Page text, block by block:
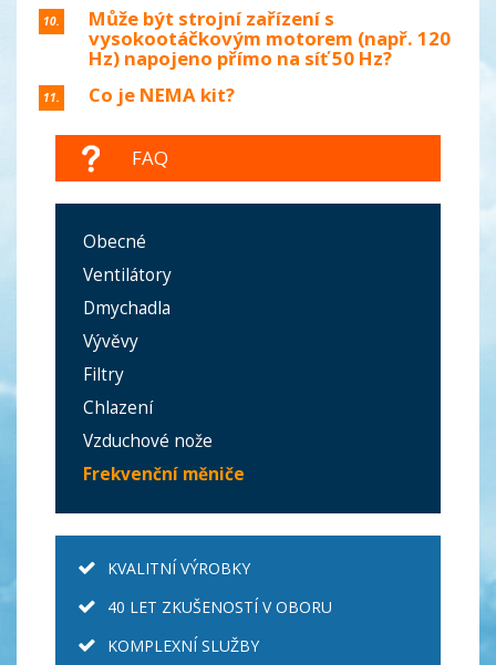
10. Může být strojní zařízení s
vysokootáčkovým motorem (např. 120
Hz) napojeno přímo na síť 50 Hz?
11. Co je NEMA kit?
FAQ
Obecné
Ventilátory
Dmychadla
Vývěvy
Filtry
Chlazení
Vzduchové nože
Frekvenční měniče
KVALITNÍ VÝROBKY
40 LET ZKUŠENOSTÍ V OBORU
KOMPLEXNÍ SLUŽBY